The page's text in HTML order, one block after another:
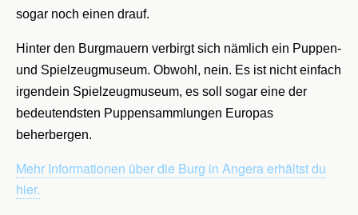
sogar noch einen drauf.
Hinter den Burgmauern verbirgt sich nämlich ein Puppen-
und Spielzeugmuseum. Obwohl, nein. Es ist nicht einfach
irgendein Spielzeugmuseum, es soll sogar eine der
bedeutendsten Puppensammlungen Europas
beherbergen.
Mehr Informationen über die Burg in Angera erhältst du
hier.